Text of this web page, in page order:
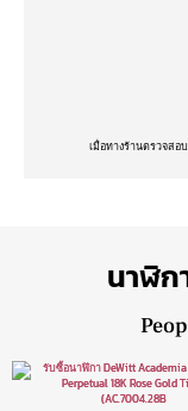
เมื่อทางร้านตรวจสอ
นาฬิก